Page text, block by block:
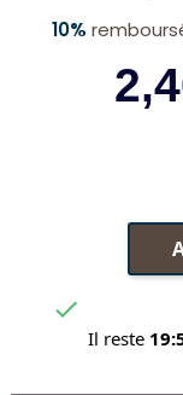
10%

Il reste